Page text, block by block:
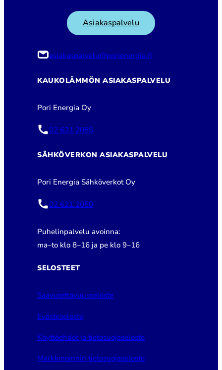
Asiakaspalvelu
asiakaspalvelu@porienergia.fi
KAUKOLÄMMÖN ASIAKASPALVELU
Pori Energia Oy
02 621 2085
SÄHKÖVERKON ASIAKASPALVELU
Pori Energia Sähköverkot Oy
02 621 2050
Puhelinpalvelu avoinna:
ma–to klo 8–16 ja pe klo 9–16
SELOSTEET
Saavutettavuusseloste
Evästeseloste
Käyttöehdot ja tietosuojaseloste
Markkinoinnin tietosuojaseloste